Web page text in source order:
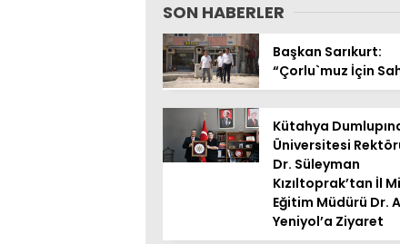
SON HABERLER
Başkan Sarıkurt:
“Çorlu`muz İçin
Kütahya
Üniversitesi
Dr. Süleyman
Kızıltoprak’tan İl
Eğitim Müdürü Dr.
Yeniyol’a Ziyaret